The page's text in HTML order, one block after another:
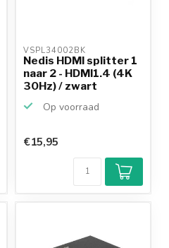
VSPL34002BK
Nedis HDMI splitter 1
naar 2 - HDMI1.4 (4K
30Hz) / zwart
Op voorraad
€15,95